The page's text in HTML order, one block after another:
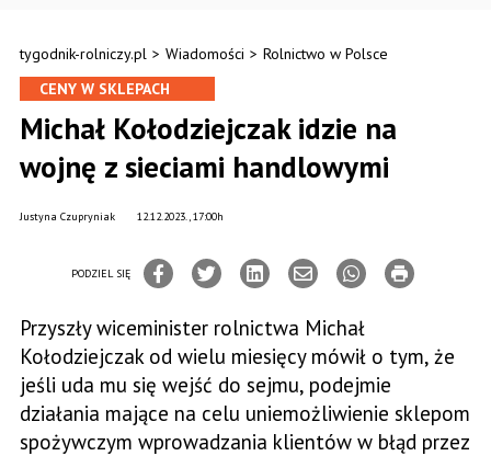
tygodnik-rolniczy.pl > Wiadomości > Rolnictwo w Polsce
CENY W SKLEPACH
Michał Kołodziejczak idzie na
wojnę z sieciami handlowymi
12.12.2023., 17:00h
Justyna Czupryniak
PODZIEL SIĘ
Przyszły wiceminister rolnictwa Michał
Kołodziejczak od wielu miesięcy mówił o tym, że
jeśli uda mu się wejść do sejmu, podejmie
działania mające na celu uniemożliwienie sklepom
spożywczym wprowadzania klientów w błąd przez